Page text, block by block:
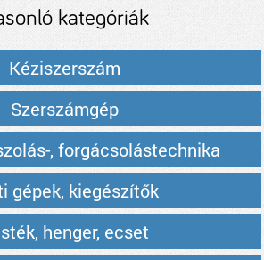
kategóriák
Kéziszerszám
Szerszámgép
, forgácsolástechnika
gépek, kiegészítők
henger, ecset